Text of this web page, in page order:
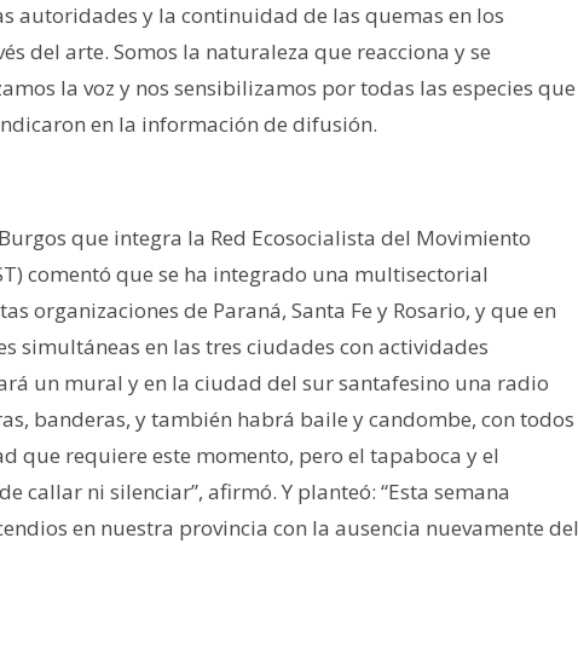
autoridades y la continuidad de las quemas en los
del arte. Somos la naturaleza que reacciona y se
la voz y nos sensibilizamos por todas las especies que
en la información de difusión.
que integra la Red Ecosocialista del Movimiento
comentó que se ha integrado una multisectorial
organizaciones de Paraná, Santa Fe y Rosario, y que en
simultáneas en las tres ciudades con actividades
un mural y en la ciudad del sur santafesino una radio
banderas, y también habrá baile y candombe, con todos
que requiere este momento, pero el tapaboca y el
callar ni silenciar”, afirmó. Y planteó: “Esta semana
en nuestra provincia con la ausencia nuevamente del